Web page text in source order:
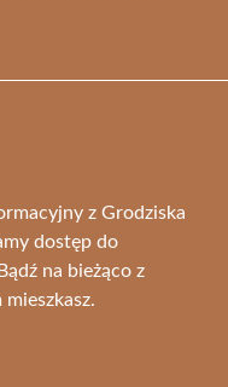
z Grodziska
dostęp do
na bieżąco z